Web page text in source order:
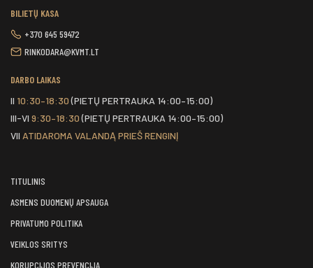
BILIETŲ KASA
+370 645 59472
RINKODARA@KVMT.LT
DARBO LAIKAS
II 10:30–18:30(PIETŲ PERTRAUKA 14:00–15:00)
III-VI 9:30–18:30(PIETŲ PERTRAUKA 14:00–15:00)
VII ATIDAROMA VALANDĄ PRIEŠ RENGINĮ
TITULINIS
ASMENS DUOMENŲ APSAUGA
PRIVATUMO POLITIKA
VEIKLOS SRITYS
KORUPCIJOS PREVENCIJA